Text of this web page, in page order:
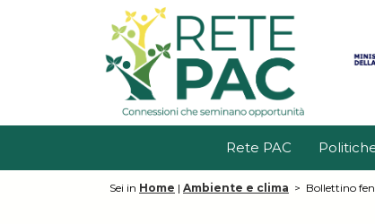
Rete PAC
Sei in Home | Ambiente e clima > Bollettino